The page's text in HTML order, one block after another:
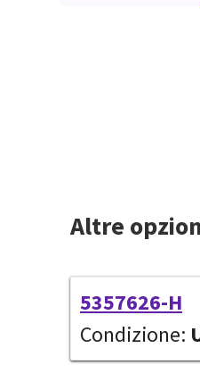
Altre
5357626-H
Condizione: